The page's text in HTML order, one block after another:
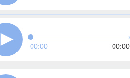
00:00 00:00